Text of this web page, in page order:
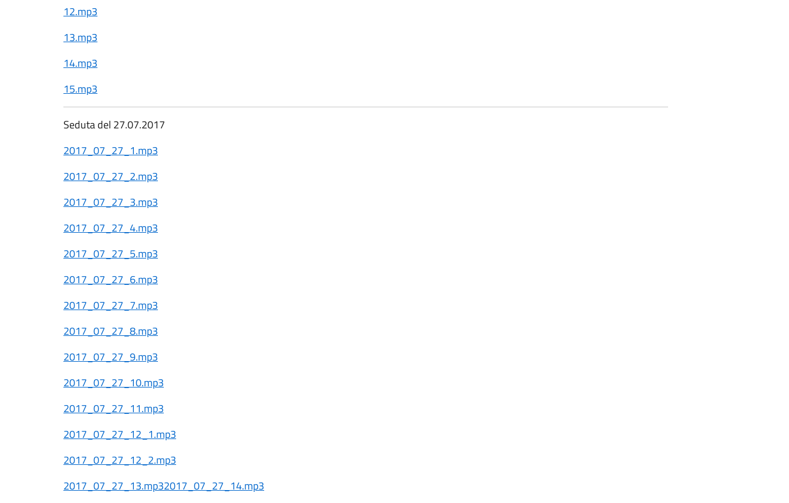
12.mp3
13.mp3
14.mp3
15.mp3
Seduta del 27.07.2017
2017_07_27_1.mp3
2017_07_27_2.mp3
2017_07_27_3.mp3
2017_07_27_4.mp3
2017_07_27_5.mp3
2017_07_27_6.mp3
2017_07_27_7.mp3
2017_07_27_8.mp3
2017_07_27_9.mp3
2017_07_27_10.mp3
2017_07_27_11.mp3
2017_07_27_12_1.mp3
2017_07_27_12_2.mp3
2017_07_27_13.mp32017_07_27_14.mp3